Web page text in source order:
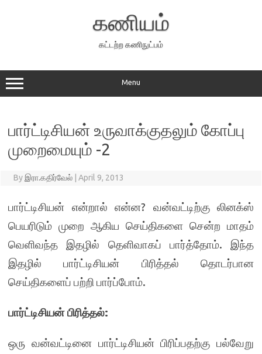
கணியம்
கட்டற்ற கணிநுட்பம்
Menu
பார்ட்டிசியன் உருவாக்குதலும் கோப்பு
முறைமையும் -2
By இரா.கதிர்வேல் April 9, 2013
பார்ட்டிசியன் என்றால் என்ன? வன்வட்டிற்கு லினக்ஸ்
பெயரிடும் முறை ஆகிய செய்திகளை சென்ற மாதம்
வெளிவந்த இதழில் தெளிவாகப் பார்த்தோம். இந்த
இதழில் பார்ட்டிசியன் பிரித்தல் தொடர்பான
செய்திகளைப் பற்றி பார்ப்போம்.
பார்ட்டிசியன் பிரித்தல்:
ஒரு வன்வட்டினை பார்ட்டிசியன் பிரிப்பதற்கு பல்வேறு